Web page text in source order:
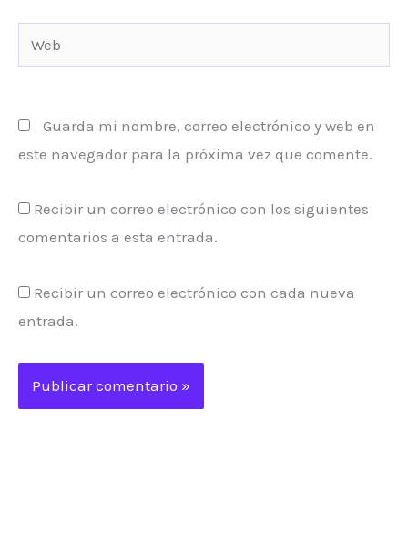
Guarda mi nombre, correo electrónico y web en
este navegador para la próxima vez que comente.
Recibir un correo electrónico con los siguientes
comentarios a esta entrada.
Recibir un correo electrónico con cada nueva
entrada.